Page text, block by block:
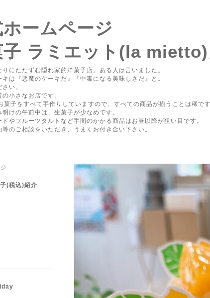
ームページ
子 ラミエット(la mietto)
にたたずむ隠れ家的洋菓子店。ある人は言いました。
は『悪魔のケーキだ』『中毒になる美味しさだ』と。
い。
の小さなお店です。
子をすべて手作りしていますので、すべての商品が揃うことは稀です
けの午前中は、生菓子が少なめです。
やフルーツタルトなど手間のかかる商品はお昼以降が狙い目です。
のご相談をいただき、うまくお付き合い下さい。
(税込)紹介